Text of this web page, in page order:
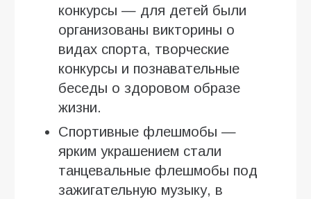
конкурсы — для детей были
организованы викторины о
видах спорта, творческие
конкурсы и познавательные
беседы о здоровом образе
жизни.
Спортивные флешмобы —
ярким украшением стали
танцевальные флешмобы под
зажигательную музыку, в